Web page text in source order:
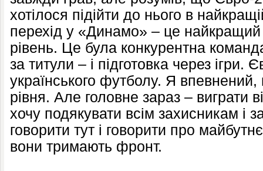
хотілося підійти до нього в
перехід у «Динамо» – це найкращий
рівень. Це була конкурентна
за титули – і підготовка через ігри.
українського футболу. Я
рівня. Але головне зараз – виграти
хочу подякувати всім захисникам
говорити тут і говорити про
вони тримають фронт.